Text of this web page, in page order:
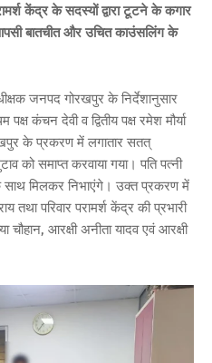
केंद्र के सदस्यों द्वारा टूटने के कगार
बातचीत और उचित काउंसलिंग के
जनपद गोरखपुर के निर्देशानुसार
पक्ष कंचन देवी व द्वितीय पक्ष रमेश मौर्या
के प्रकरण में लगातार सतत्
को समाप्त करवाया गया। पति पत्नी
साथ मिलकर निभाएंगे। उक्त प्रकरण में
तथा परिवार परामर्श केंद्र की प्रभारी
चौहान, आरक्षी अनीता यादव एवं आरक्षी